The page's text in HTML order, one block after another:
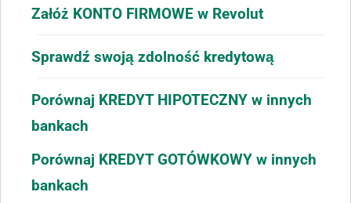
Załóż KONTO FIRMOWE w Revolut
Sprawdź swoją zdolność kredytową
Porównaj KREDYT HIPOTECZNY w innych
bankach
Porównaj KREDYT GOTÓWKOWY w innych
bankach